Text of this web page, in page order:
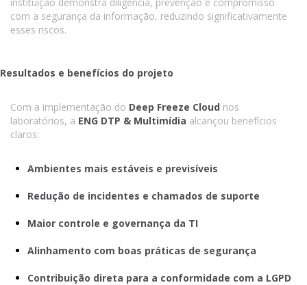
com a segurança da informação, reduzindo significativamente
esses riscos.
Resultados e benefícios do projeto
Com a implementação do Deep Freeze Cloud nos
laboratórios, a ENG DTP & Multimídia alcançou benefícios
claros:
Ambientes mais estáveis e previsíveis
Redução de incidentes e chamados de suporte
Maior controle e governança da TI
Alinhamento com boas práticas de segurança
Contribuição direta para a conformidade com a LGPD